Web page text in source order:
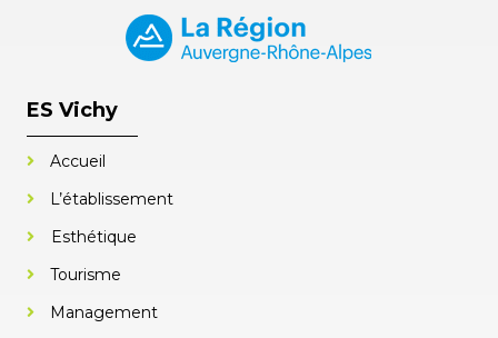
ES Vichy
Accueil
L’établissement
Esthétique
Tourisme
Management